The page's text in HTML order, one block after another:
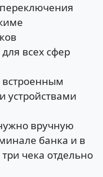
всех сфер
встроенным
устройствами
вручную
банка и в
чека отдельно